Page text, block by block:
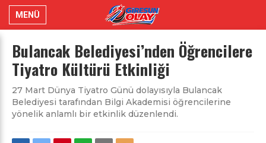
MENÜ
Bulancak Belediyesi’nden Öğrencilere
Tiyatro Kültürü Etkinliği
27 Mart Dünya Tiyatro Günü dolayısıyla Bulancak
Belediyesi tarafından Bilgi Akademisi öğrencilerine
yönelik anlamlı bir etkinlik düzenlendi.